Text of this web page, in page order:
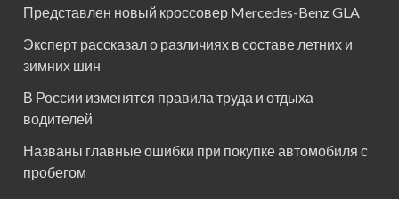
Представлен новый кроссовер Mercedes-Benz GLA
Эксперт рассказал о различиях в составе летних и
зимних шин
В России изменятся правила труда и отдыха
водителей
Названы главные ошибки при покупке автомобиля с
пробегом